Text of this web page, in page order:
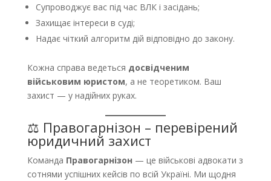
Супроводжує вас під час ВЛК і засідань;
Захищає інтереси в суді;
Надає чіткий алгоритм дій відповідно до закону.
Кожна справа ведеться досвідченим
військовим юристом, а не теоретиком. Ваш
захист — у надійних руках.
⚖ Правогарнізон – перевірений
юридичний захист
Команда Правогарнізон — це військові адвокати з
сотнями успішних кейсів по всій Україні. Ми щодня